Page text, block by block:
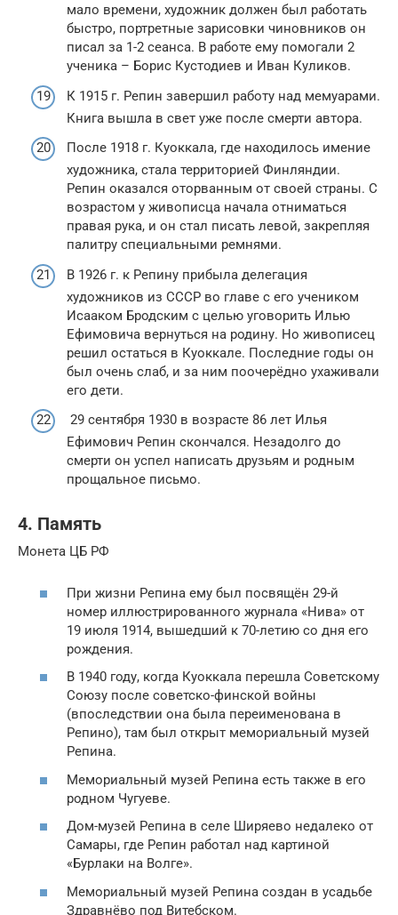
мало времени, художник должен был работать
быстро, портретные зарисовки чиновников он
писал за 1-2 сеанса. В работе ему помогали 2
ученика – Борис Кустодиев и Иван Куликов.
К 1915 г. Репин завершил работу над мемуарами.
Книга вышла в свет уже после смерти автора.
После 1918 г. Куоккала, где находилось имение
художника, стала территорией Финляндии.
Репин оказался оторванным от своей страны. С
возрастом у живописца начала отниматься
правая рука, и он стал писать левой, закрепляя
палитру специальными ремнями.
В 1926 г. к Репину прибыла делегация
художников из СССР во главе с его учеником
Исааком Бродским с целью уговорить Илью
Ефимовича вернуться на родину. Но живописец
решил остаться в Куоккале. Последние годы он
был очень слаб, и за ним поочерёдно ухаживали
его дети.
29 сентября 1930 в возрасте 86 лет Илья
Ефимович Репин скончался. Незадолго до
смерти он успел написать друзьям и родным
прощальное письмо.
4. Память
Монета ЦБ РФ
При жизни Репина ему был посвящён 29-й
номер иллюстрированного журнала «Нива» от
19 июля 1914, вышедший к 70-летию со дня его
рождения.
В 1940 году, когда Куоккала перешла Советскому
Союзу после советско-финской войны
(впоследствии она была переименована в
Репино), там был открыт мемориальный музей
Репина.
Мемориальный музей Репина есть также в его
родном Чугуеве.
Дом-музей Репина в селе Ширяево недалеко от
Самары, где Репин работал над картиной
«Бурлаки на Волге».
Мемориальный музей Репина создан в усадьбе
Здравнёво под Витебском.